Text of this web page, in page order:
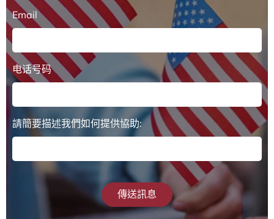
Email
电话号码
請簡要描述我們如何提供協助:
傳送訊息